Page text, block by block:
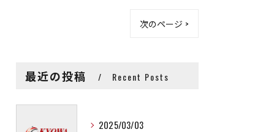
次のページ >
最近の投稿 Recent Posts
2025/03/03